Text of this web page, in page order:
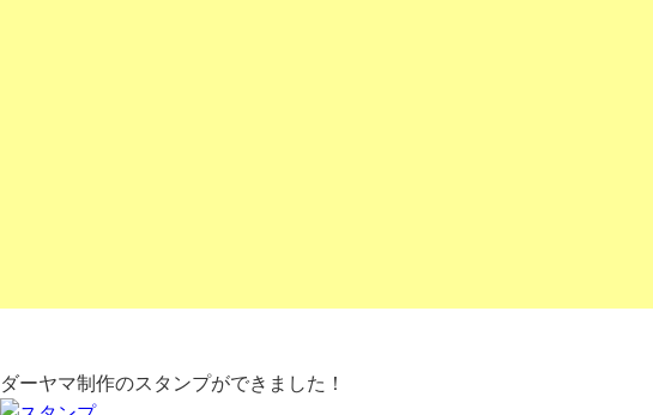
ダーヤマ制作のスタンプができました！